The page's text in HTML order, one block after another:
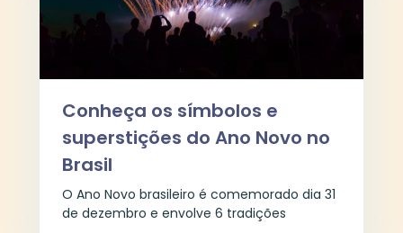
Conheça os símbolos e
superstições do Ano Novo no
Brasil
O Ano Novo brasileiro é comemorado dia 31
de dezembro e envolve 6 tradições